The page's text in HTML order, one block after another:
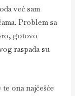
već sam
Problem sa
gotovo
raspada su
ona najčešće